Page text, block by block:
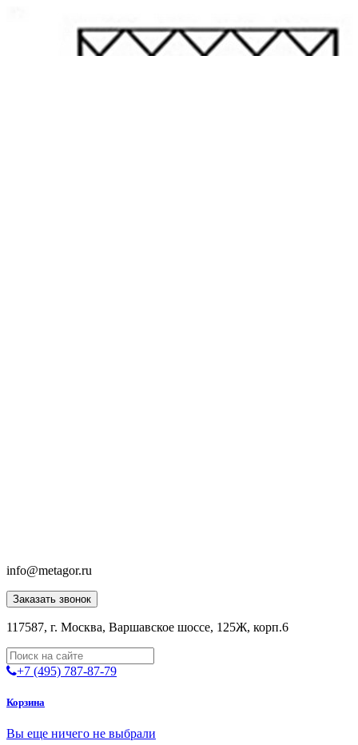
info@metagor.ru
Заказать звонок
117587, г. Москва, Варшавское шоссе, 125Ж, корп.6
+7 (495) 787-87-79
Корзина
Вы еще ничего не выбрали